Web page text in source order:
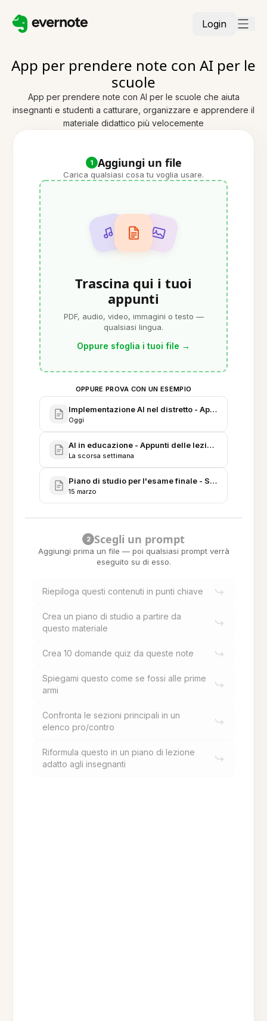
Login
App per prendere note con AI per le
scuole
App per prendere note con AI per le scuole che aiuta
insegnanti e studenti a catturare, organizzare e apprendere il
materiale didattico più velocemente
1 Aggiungi un file
Carica qualsiasi cosa tu voglia usare.
Trascina qui i tuoi
appunti
PDF, audio, video, immagini o testo —
qualsiasi lingua.
Oppure sfoglia i tuoi file →
OPPURE PROVA CON UN ESEMPIO
Implementazione AI nel distretto - Appunti del
Oggi
AI in educazione - Appunti delle lezioni e letture
La scorsa settimana
Piano di studio per l'esame finale - Storia USA
15 marzo
2 Scegli un prompt
Aggiungi prima un file — poi qualsiasi prompt verrà
eseguito su di esso.
Riepiloga questi contenuti in punti chiave
Crea un piano di studio a partire da
questo materiale
Crea 10 domande quiz da queste note
Spiegami questo come se fossi alle prime
armi
Confronta le sezioni principali in un
elenco pro/contro
Riformula questo in un piano di lezione
adatto agli insegnanti